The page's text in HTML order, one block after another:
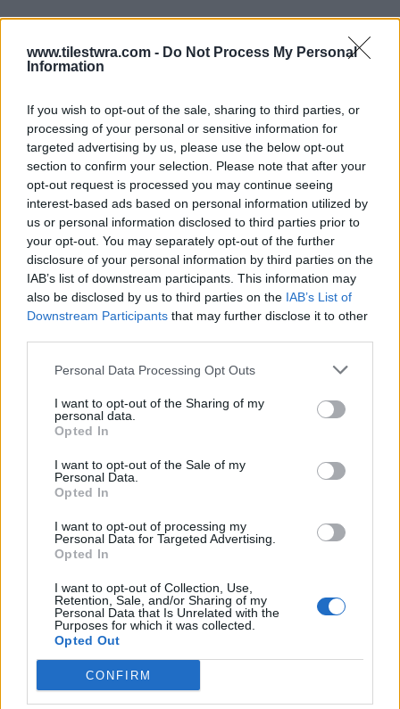
www.tilestwra.com - Do Not Process My Personal
Information
If you wish to opt-out of the sale, sharing to third parties, or
processing of your personal or sensitive information for
targeted advertising by us, please use the below opt-out
section to confirm your selection. Please note that after your
opt-out request is processed you may continue seeing
interest-based ads based on personal information utilized by
us or personal information disclosed to third parties prior to
your opt-out. You may separately opt-out of the further
disclosure of your personal information by third parties on the
IAB’s list of downstream participants. This information may
also be disclosed by us to third parties on the IAB’s List of
Downstream Participants that may further disclose it to other
Personal Data Processing Opt Outs
I want to opt-out of the Sharing of my
personal data.
Opted In
I want to opt-out of the Sale of my
Personal Data.
Opted In
I want to opt-out of processing my
Personal Data for Targeted Advertising.
Opted In
I want to opt-out of Collection, Use,
Retention, Sale, and/or Sharing of my
Personal Data that Is Unrelated with the
Purposes for which it was collected.
Opted Out
CONFIRM
Κανένα πρόβλημα στο δεύτερο πλοίο
Στο άλλο πλοίο, σημαίας Σιγκαπούρης, στο
Φιλλιπινέζους και Ρουμάνους ναυτικούς, δεν
έχουν σημειωθεί ζημιές και αναμένεται να
συνεχίσει κανονικά το ταξίδι του.
Υπενθυμίζεται ότι και τα δύο πλοία ήταν κενά
φορτίου την ώρα του ατυχήματος, ενώ δεν
προκλήθηκε κάποια μόλυνση στα ύδατα.